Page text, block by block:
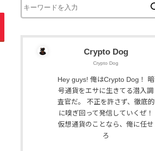
Crypto Dog
Crypto Dog
Hey guys! 俺はCrypto Dog！ 暗
号通貨をエサに生きてる潜入調
査官だ。 不正を許さず、徹底的
に嗅ぎ回って発信していくぜ！
仮想通貨のことなら、俺に任せ
ろ